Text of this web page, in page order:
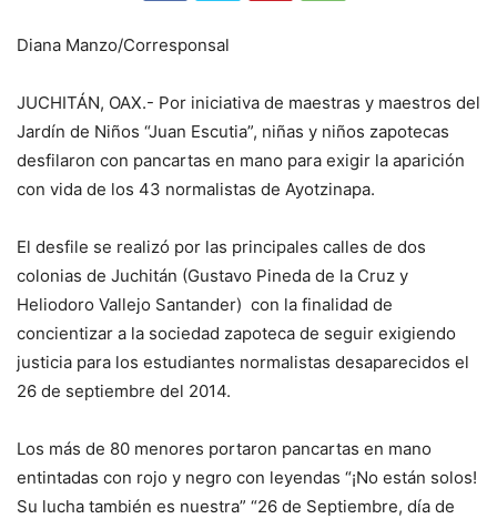
Diana Manzo/Corresponsal
JUCHITÁN, OAX.- Por iniciativa de maestras y maestros del
Jardín de Niños “Juan Escutia”, niñas y niños zapotecas
desfilaron con pancartas en mano para exigir la aparición
con vida de los 43 normalistas de Ayotzinapa.
El desfile se realizó por las principales calles de dos
colonias de Juchitán (Gustavo Pineda de la Cruz y
Heliodoro Vallejo Santander) con la finalidad de
concientizar a la sociedad zapoteca de seguir exigiendo
justicia para los estudiantes normalistas desaparecidos el
26 de septiembre del 2014.
Los más de 80 menores portaron pancartas en mano
entintadas con rojo y negro con leyendas “¡No están solos!
Su lucha también es nuestra” “26 de Septiembre, día de